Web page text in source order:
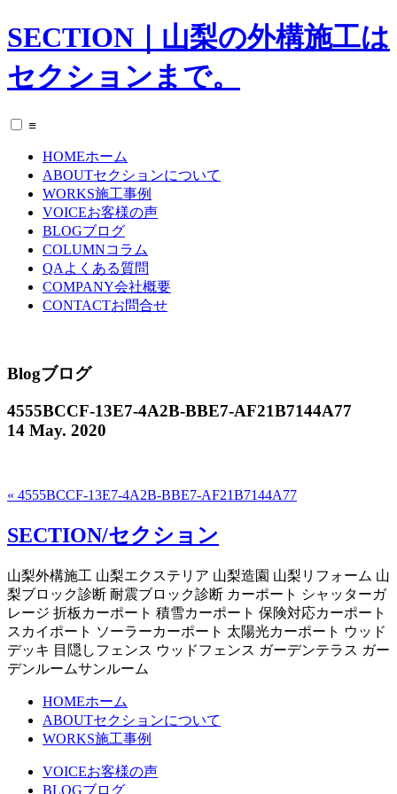
SECTION｜山梨の外構施工は
セクションまで。
≡
HOMEホーム
ABOUTセクションについて
WORKS施工事例
VOICEお客様の声
BLOGブログ
COLUMNコラム
QA よくある質問
COMPANY会社概要
CONTACTお問合せ
Blogブログ
4555BCCF-13E7-4A2B-BBE7-AF21B7144A77
14 May. 2020
« 4555BCCF-13E7-4A2B-BBE7-AF21B7144A77
SECTION/セクション
山梨外構施工 山梨エクステリア 山梨造園 山梨リフォーム 山
梨ブロック診断 耐震ブロック診断 カーポート シャッターガ
レージ 折板カーポート 積雪カーポート 保険対応カーポート
スカイポート ソーラーカーポート 太陽光カーポート ウッド
デッキ 目隠しフェンス ウッドフェンス ガーデンテラス ガー
デンルームサンルーム
HOMEホーム
ABOUTセクションについて
WORKS施工事例
VOICEお客様の声
BLOGブログ